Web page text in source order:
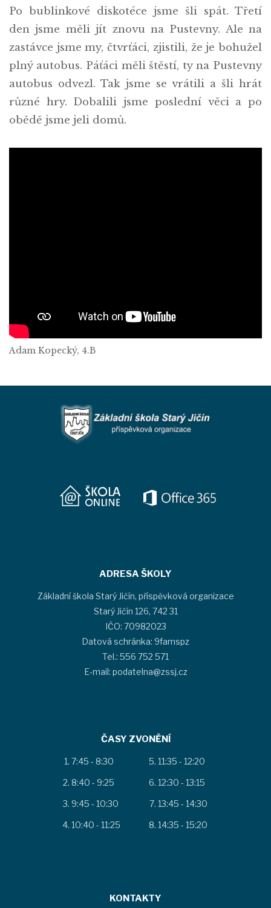
Po bublinkové diskotéce jsme šli spát. Třetí
den jsme měli jít znovu na Pustevny. Ale na
zastávce jsme my, čtvrťáci, zjistili, že je bohužel
plný autobus. Páťáci měli štěstí, ty na Pustevny
autobus odvezl. Tak jsme se vrátili a šli hrát
různé hry. Dobalili jsme poslední věci a po
obědě jsme jeli domů.
Adam Kopecký, 4.B
ADRESA ŠKOLY
Základní škola Starý Jičín, příspěvková organizace
Starý Jičín 126, 742 31
IČO: 70982023
Datová schránka: 9famspz
Tel.: 556 752 571
E-mail: podatelna@zssj.cz
ČASY ZVONĚNÍ
7:45 - 8:30
8:40 - 9:25
9:45 - 10:30
10:40 - 11:25
11:35 - 12:20
12:30 - 13:15
13:45 - 14:30
14:35 - 15:20
KONTAKTY